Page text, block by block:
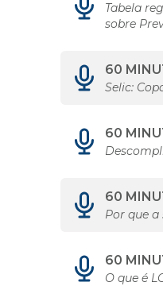
Tabela
sobre
60
Selic:
60
60
Por que a
60
O que é